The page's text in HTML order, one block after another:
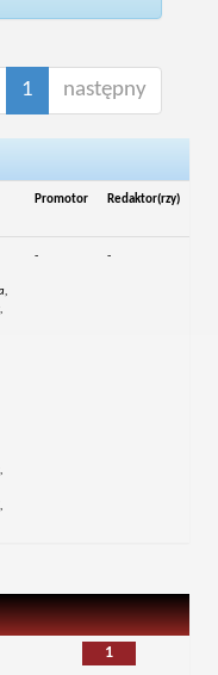
1 następny
Promotor Redaktor(rzy)
- -
1